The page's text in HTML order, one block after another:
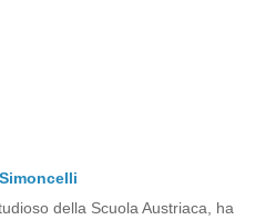
della Scuola Austriaca, ha